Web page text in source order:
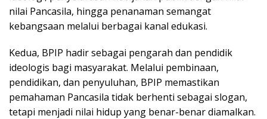
nilai Pancasila, hingga penanaman semangat
kebangsaan melalui berbagai kanal edukasi.
Kedua, BPIP hadir sebagai pengarah dan pendidik
ideologis bagi masyarakat. Melalui pembinaan,
pendidikan, dan penyuluhan, BPIP memastikan
pemahaman Pancasila tidak berhenti sebagai slogan,
tetapi menjadi nilai hidup yang benar-benar diamalkan.